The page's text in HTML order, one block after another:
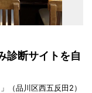
診断サイトを自
（品川区西五反田2）